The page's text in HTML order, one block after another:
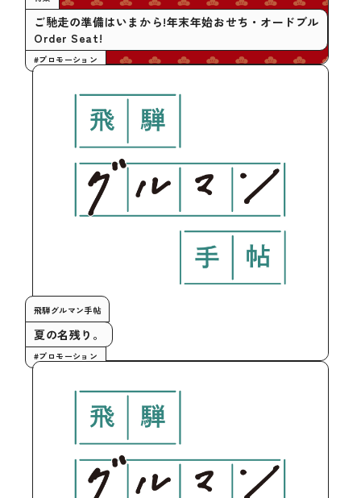
ご馳走の準備はいまから!年末年始おせち・オードブル
Order Seat!
#プロモーション
飛騨グルマン手帖
夏の名残り。
#プロモーション